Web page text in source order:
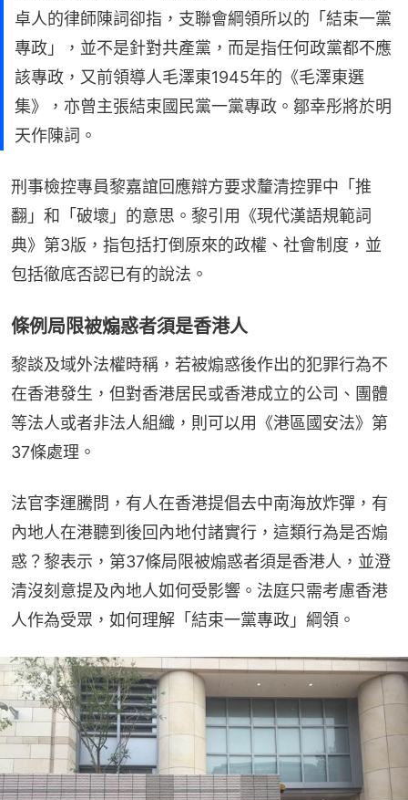
卓人的律師陳詞卻指，支聯會綱領所以的「結束一黨
專政」，並不是針對共產黨，而是指任何政黨都不應
該專政，又前領導人毛澤東1945年的《毛澤東選
集》，亦曾主張結束國民黨一黨專政。鄒幸彤將於明
天作陳詞。
刑事檢控專員黎嘉誼回應辯方要求釐清控罪中「推
翻」和「破壞」的意思。黎引用《現代漢語規範詞
典》第3版，指包括打倒原來的政權、社會制度，並
包括徹底否認已有的說法。
條例局限被煽惑者須是香港人
黎談及域外法權時稱，若被煽惑後作出的犯罪行為不
在香港發生，但對香港居民或香港成立的公司、團體
等法人或者非法人組織，則可以用《港區國安法》第
37條處理。
法官李運騰問，有人在香港提倡去中南海放炸彈，有
內地人在港聽到後回內地付諸實行，這類行為是否煽
惑？黎表示，第37條局限被煽惑者須是香港人，並澄
清沒刻意提及內地人如何受影響。法庭只需考慮香港
人作為受眾，如何理解「結束一黨專政」綱領。